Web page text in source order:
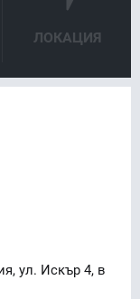
ЛОКАЦИЯ
ул. Искър 4, в